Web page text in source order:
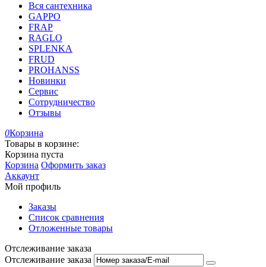
Вся сантехника
GAPPO
FRAP
RAGLO
SPLENKA
FRUD
PROHANSS
Новинки
Сервис
Сотрудничество
Отзывы
0Корзина
Товары в корзине:
Корзина пуста
Корзина Оформить заказ
Аккаунт
Мой профиль
Заказы
Список сравнения
Отложенные товары
Отслеживание заказа
Отслеживание заказа